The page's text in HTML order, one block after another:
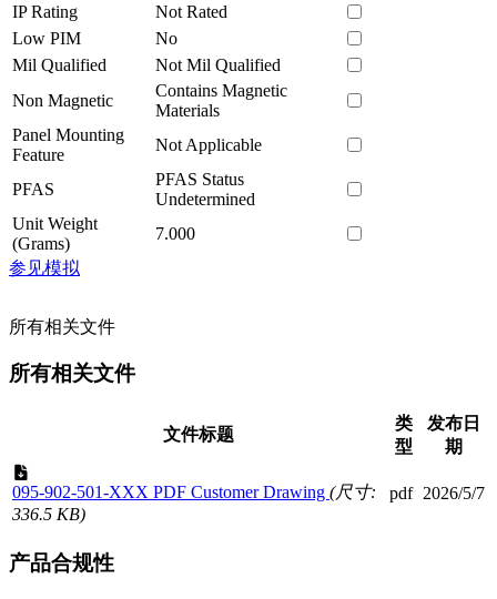
IP Rating
Not Rated
Low PIM
No
Mil Qualified
Not Mil Qualified
Non Magnetic
Contains Magnetic
Materials
Panel Mounting
Feature
Not Applicable
PFAS
PFAS Status
Undetermined
Unit Weight
(Grams)
7.000
参见模拟
所有相关文件
所有相关文件
文件标题
类
型
发布日
期
095-902-501-XXX PDF Customer Drawing (尺寸:
336.5 KB)
pdf 2026/5/7
产品合规性